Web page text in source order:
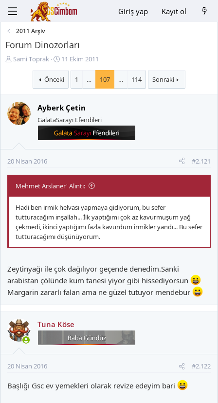
Giriş yap Kayıt ol
2011 Arşiv
Forum Dinozorları
K
u
B
a
t
a
n
Sami Toprak
B
ş
l
n
g
ı
ç
i
h
i
11 Ekim 2011
Önceki 1 … 107 … 114 Sonraki
Ayberk Çetin
GalataSarayı Efendileri
20 Nisan 2016 #2.121
Mehmet Arslaner' Alıntı:
Hadi ben irmik helvası yapmaya gidiyorum, bu sefer
tutturacağım inşallah... İlk yaptığımı çok az kavurmuşum yağ
çekmedi, ikinci yaptığımı fazla kavurdum irmikler yandı... Bu sefer
tutturacağımı düşünüyorum.
Zeytinyağı ile çok dağılıyor geçende denedim.Sanki
arabistan çölünde kum tanesi yiyor gibi hissediyorsun
Margarin zararlı falan ama ne güzel tutuyor mendebur
Tuna Köse
20 Nisan 2016 #2.122
Başlığı Gsc ev yemekleri olarak revize edeyim bari